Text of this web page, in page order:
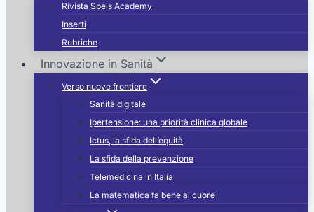
Rivista Spels Academy
Inserti
Rubriche
Innovazione in Sanità
Verso nuove frontiere
Sanità digitale
Ipertensione: una priorità clinica globale
Ictus, la sfida dell’equità
La sfida della prevenzione
Telemedicina in Italia
La matematica fa bene al cuore